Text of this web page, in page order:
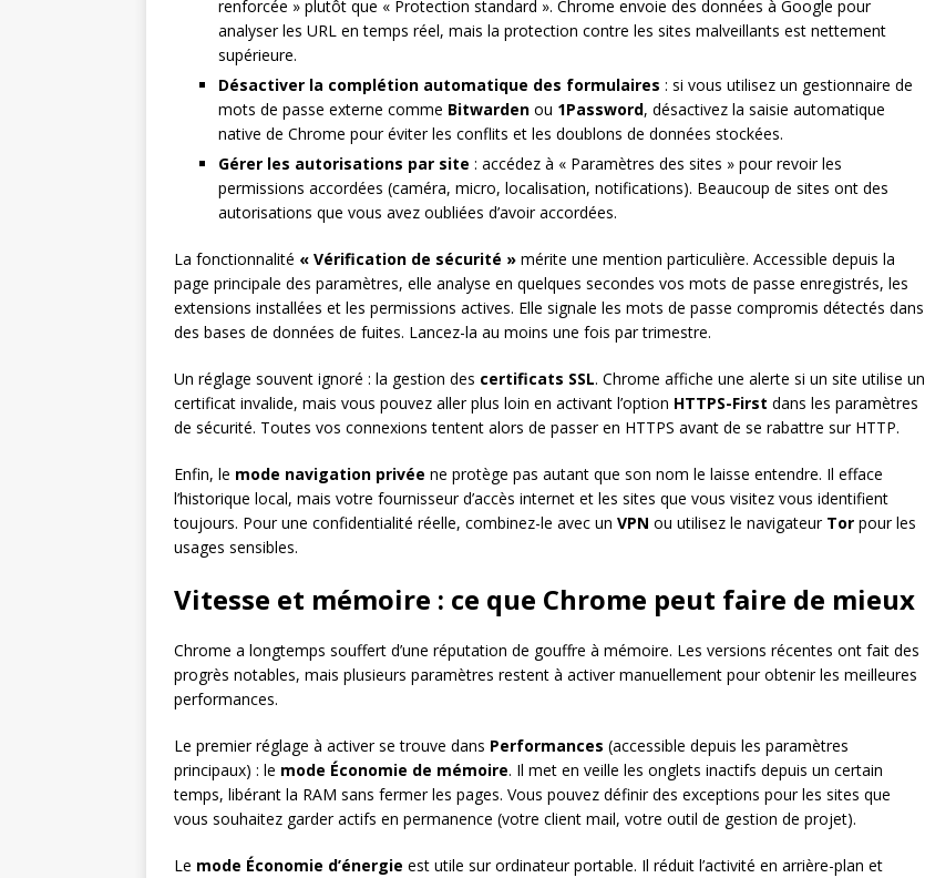
renforcée » plutôt que « Protection standard ». Chrome envoie des données à Google pour
analyser les URL en temps réel, mais la protection contre les sites malveillants est nettement
supérieure.
Désactiver la complétion automatique des formulaires : si vous utilisez un gestionnaire de
mots de passe externe comme Bitwarden ou 1Password, désactivez la saisie automatique
native de Chrome pour éviter les conflits et les doublons de données stockées.
Gérer les autorisations par site : accédez à « Paramètres des sites » pour revoir les
permissions accordées (caméra, micro, localisation, notifications). Beaucoup de sites ont des
autorisations que vous avez oubliées d’avoir accordées.
La fonctionnalité « Vérification de sécurité » mérite une mention particulière. Accessible depuis la
page principale des paramètres, elle analyse en quelques secondes vos mots de passe enregistrés, les
extensions installées et les permissions actives. Elle signale les mots de passe compromis détectés dans
des bases de données de fuites. Lancez-la au moins une fois par trimestre.
Un réglage souvent ignoré : la gestion des certificats SSL. Chrome affiche une alerte si un site utilise un
certificat invalide, mais vous pouvez aller plus loin en activant l’option HTTPS-First dans les paramètres
de sécurité. Toutes vos connexions tentent alors de passer en HTTPS avant de se rabattre sur HTTP.
Enfin, le mode navigation privée ne protège pas autant que son nom le laisse entendre. Il efface
l’historique local, mais votre fournisseur d’accès internet et les sites que vous visitez vous identifient
toujours. Pour une confidentialité réelle, combinez-le avec un VPN ou utilisez le navigateur Tor pour les
usages sensibles.
Vitesse et mémoire : ce que Chrome peut faire de mieux
Chrome a longtemps souffert d’une réputation de gouffre à mémoire. Les versions récentes ont fait des
progrès notables, mais plusieurs paramètres restent à activer manuellement pour obtenir les meilleures
performances.
Le premier réglage à activer se trouve dans Performances (accessible depuis les paramètres
principaux) : le mode Économie de mémoire. Il met en veille les onglets inactifs depuis un certain
temps, libérant la RAM sans fermer les pages. Vous pouvez définir des exceptions pour les sites que
vous souhaitez garder actifs en permanence (votre client mail, votre outil de gestion de projet).
Le mode Économie d’énergie est utile sur ordinateur portable. Il réduit l’activité en arrière-plan et